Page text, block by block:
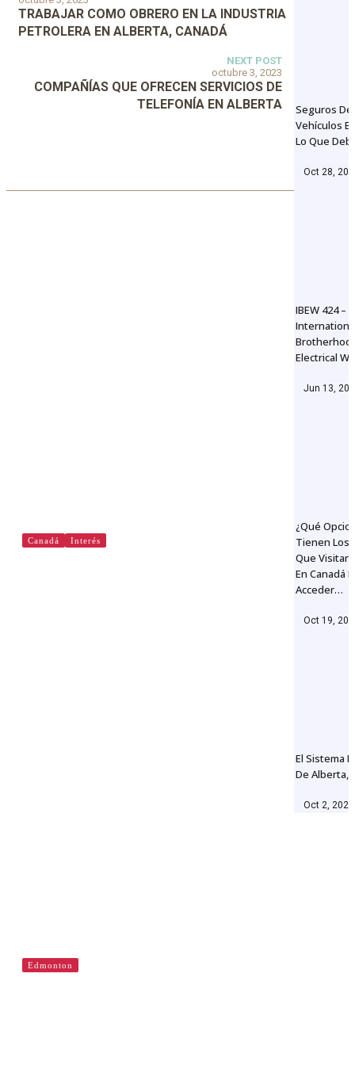
TRABAJAR COMO OBRERO EN LA INDUSTRIA
PETROLERA EN ALBERTA, CANADÁ
NEXT POST
octubre 3, 2023
COMPAÑÍAS QUE OFRECEN SERVICIOS DE
TELEFONÍA EN ALBERTA
Canadá Interés
Edmonton
Seguros De
Vehículos
Lo Que
Oct 28,
IBEW 424 –
Electrical
Jun 13,
¿Qué
Tienen Los
Que Visitan
En Canadá
Acceder…
Oct 19,
El Sistema
De Alberta,
Oct 2, 2023